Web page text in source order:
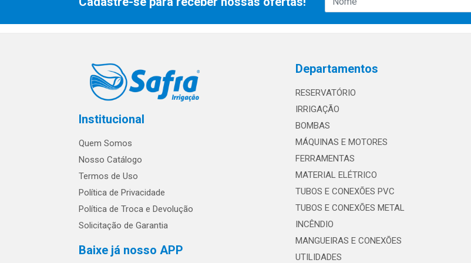
Institucional
Quem Somos
Nosso Catálogo
Termos de Uso
Política de Privacidade
Política de Troca e Devolução
Solicitação de Garantia
Baixe já nosso APP
Departamentos
RESERVATÓRIO
IRRIGAÇÃO
BOMBAS
MÁQUINAS E MOTORES
FERRAMENTAS
MATERIAL ELÉTRICO
TUBOS E CONEXÕES PVC
TUBOS E CONEXÕES METAL
INCÊNDIO
MANGUEIRAS E CONEXÕES
UTILIDADES